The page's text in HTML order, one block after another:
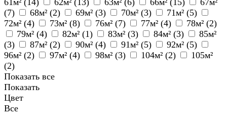
61м² (14) 62м² (13) 63м² (6) 66м² (15)
67м²
(7) 68м² (2) 69м² (3) 70м² (3) 71м² (5)
72м² (4) 73м² (8) 76м² (7) 77м² (4) 78м² (2)
79м² (4) 82м² (1) 83м² (3) 84м² (3)
85м²
(3) 87м² (2) 90м² (4) 91м² (5) 92м² (5)
96м² (2) 97м² (4) 98м² (3) 104м² (2)
105м²
(2)
Показать все
Показать
Цвет
Все